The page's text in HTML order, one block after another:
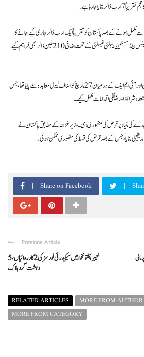
جا رہا ہے۔
سے مکمل ہونے کے بعد پاکستان کو تقریباً ایک ارب ڈالر جاری کیے جانے کا
امکان پہلے ہی ظاہر کیا جا رہا تھا، جبکہ ریزیلینس اینڈ سسٹین ایبلٹی فیسلٹی کے تحت اضافی 210 ملین ڈالر بھی فراہم کیے
وزارتِ خزانہ کے حکام کے مطابق پاکستان اور آئی ایم ایف کے درمیان 27 مارچ کو اسٹاف لیول معاہدہ طے پایا تھا، جس
شرائط اور پیشگی اقدامات مکمل کیے۔
کی بنیاد پر قرض کی منظوری دی۔ وزیر خزانہ کے مطابق پاکستان نے
یقینی بنایا، جس کے بعد قرض کی قسط کی منظوری ممکن ہوئی۔
Share on Facebook
Previous Article
خیبرپختونخوا میں سیکیورٹی فورسز کی 2 کارروائیاں، 5
دہشت گرد ہلاک
RELATED ARTICLES
MORE FROM AUTHOR
MORE FROM CATEGORY